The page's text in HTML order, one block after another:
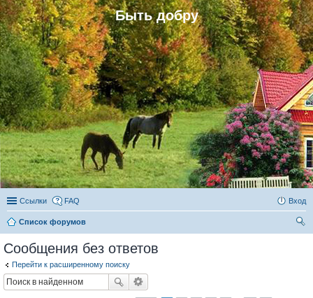
Быть добру
Ссылки FAQ Вход
Список форумов
Сообщения без ответов
Перейти к расширенному поиску